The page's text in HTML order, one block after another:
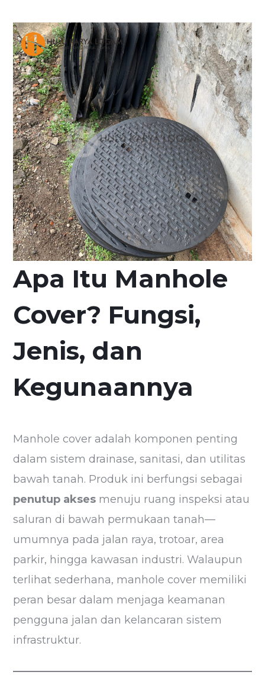
Apa Itu Manhole
Cover? Fungsi,
Jenis, dan
Kegunaannya
Manhole cover adalah komponen penting
dalam sistem drainase, sanitasi, dan utilitas
bawah tanah. Produk ini berfungsi sebagai
penutup akses menuju ruang inspeksi atau
saluran di bawah permukaan tanah—
umumnya pada jalan raya, trotoar, area
parkir, hingga kawasan industri. Walaupun
terlihat sederhana, manhole cover memiliki
peran besar dalam menjaga keamanan
pengguna jalan dan kelancaran sistem
infrastruktur.